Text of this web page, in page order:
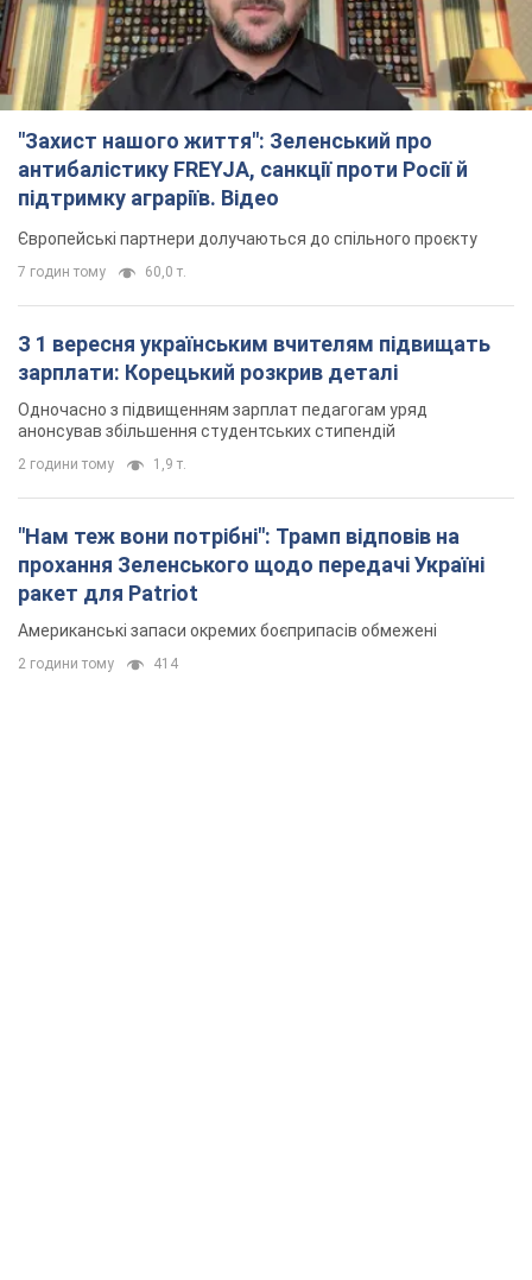
"Захист нашого життя": Зеленський про
антибалістику FREYJA, санкції проти Росії й
підтримку аграріїв. Відео
Європейські партнери долучаються до спільного проєкту
7 годин тому 60,0 т.
З 1 вересня українським вчителям підвищать
зарплати: Корецький розкрив деталі
Одночасно з підвищенням зарплат педагогам уряд
анонсував збільшення студентських стипендій
2 години тому 1,9 т.
"Нам теж вони потрібні": Трамп відповів на
прохання Зеленського щодо передачі Україні
ракет для Patriot
Американські запаси окремих боєприпасів обмежені
2 години тому 414